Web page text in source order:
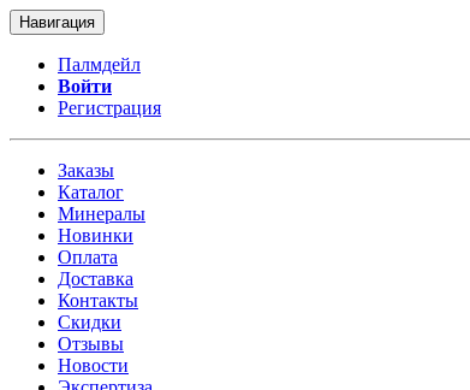
Навигация
Палмдейл
Войти
Регистрация
Заказы
Каталог
Минералы
Новинки
Оплата
Доставка
Контакты
Скидки
Отзывы
Новости